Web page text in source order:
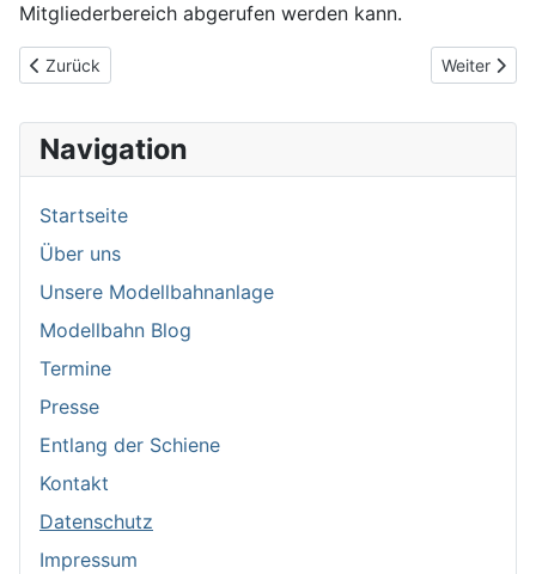
Mitgliederbereich abgerufen werden kann.
Vorheriger Beitrag: Herzlich Willkommen
Zurück Nächster
Weiter
Navigation
Startseite
Über uns
Unsere Modellbahnanlage
Modellbahn Blog
Termine
Presse
Entlang der Schiene
Kontakt
Datenschutz
Impressum